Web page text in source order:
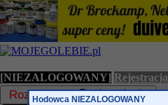
[NIEZALOGOWANY] Rejestracja
Toggle navigation
Rozwiń menu
Hodowca NIEZALOGOWANY